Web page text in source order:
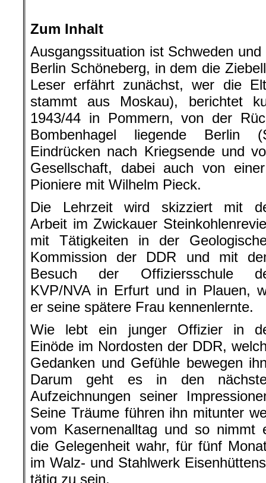
Zum Inhalt
Ausgangssituation ist Schweden
Berlin Schöneberg, in dem die
Leser erfährt zunächst, wer die
stammt aus Moskau), berichtet
1943/44 in Pommern, von der
Bombenhagel liegende Berlin
Eindrücken nach Kriegsende und
Gesellschaft, dabei auch von
Pioniere mit Wilhelm Pieck.
Die Lehrzeit wird skizziert mit
Arbeit im Zwickauer
mit Tätigkeiten in der
Kommission der DDR und mit
Besuch der Offiziersschule
KVP/NVA in Erfurt und in Plauen,
er seine spätere Frau kennenlernte.
Wie lebt ein junger Offizier in
Einöde im Nordosten der DDR,
Gedanken und Gefühle bewegen
Darum geht es in den
Aufzeichnungen seiner
Seine Träume führen ihn mitunter
vom Kasernenalltag und so nimmt
die Gelegenheit wahr, für fünf
im Walz- und Stahlwerk
tätig zu sein.